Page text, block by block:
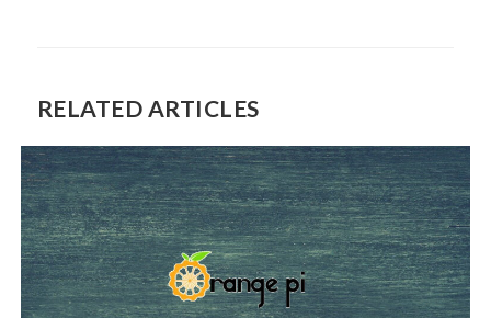
RELATED ARTICLES